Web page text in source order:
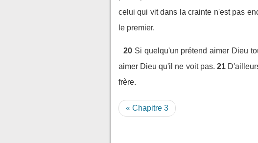
celui qui vit dans la crainte n'est pas
le premier.
20 Si quelqu'un prétend aimer Dieu
aimer Dieu qu'il ne voit pas. 21
frère.
« Chapitre 3